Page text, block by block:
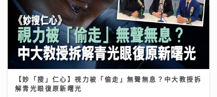
解青光眼復原新曙光
13/07/2026